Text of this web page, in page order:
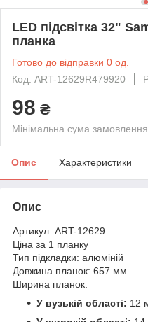
LED підсвітка 32"
планка
Готово до відправки 0 од.
Код: ART-12629R479920
98 ₴
Мінімальна сума
Опис Характеристики
Опис
Артикул: ART-12629
Ціна за 1 планку
Тип підкладки: алюміній
Довжина планок: 657 мм
Ширина планок:
У вузькій області: 12